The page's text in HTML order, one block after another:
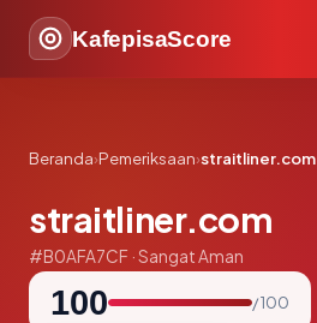
KafepisaScore
Beranda›Pemeriksaan›straitliner.com
straitliner.com
#B0AFA7CF · Sangat Aman
100 / 100